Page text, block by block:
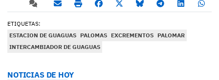
ETIQUETAS:
ESTACION DE GUAGUAS PALOMAS EXCREMENTOS PALOMAR
INTERCAMBIADOR DE GUAGUAS
NOTICIAS DE HOY